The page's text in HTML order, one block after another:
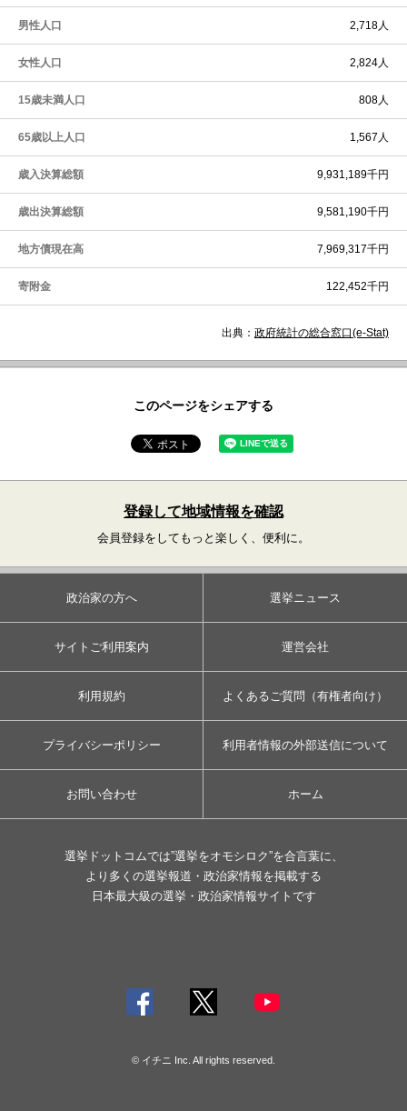
男性人口 2,718人
女性人口 2,824人
15歳未満人口 808人
65歳以上人口 1,567人
歳入決算総額 9,931,189千円
歳出決算総額 9,581,190千円
地方債現在高 7,969,317千円
寄附金 122,452千円
出典： 政府統計の総合窓口(e-Stat)
このページをシェアする
登録して地域情報を確認
会員登録をしてもっと楽しく、便利に。
政治家の方へ 選挙ニュース
サイトご利用案内 運営会社
利用規約 よくあるご質問（有権者向け）
プライバシーポリシー 利用者情報の外部送信について
お問い合わせ ホーム
選挙ドットコムでは”選挙をオモシロク”を合言葉に、
より多くの選挙報道・政治家情報を掲載する
日本最大級の選挙・政治家情報サイトです
© イチニ Inc. All rights reserved.